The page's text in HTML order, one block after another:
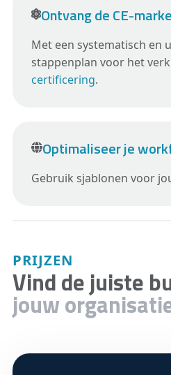
Ontvang de CE-
Met een systematisch en
stappenplan voor het
certificering.
Optimaliseer je
Gebruik sjablonen voor
PRIJZEN
Vind de juiste
jouw